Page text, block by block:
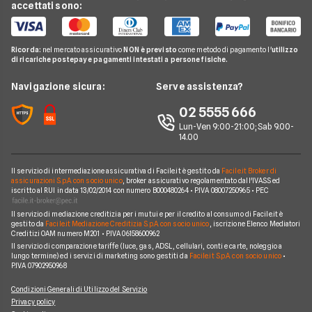
Telefonia Mobile
Pay TV
Noleggio Lungo Termine
News
Chi siamo
Perché scegliere Facile.it
Mappa del sito
Prestiti Casa
Prestiti Arredamento
Prestiti Imprese
Prestiti Microcredito
Migliori Prestiti
Prestito per ristrutturazione
Prestito da 10000 euro
Piccoli Prestiti
Prestiti Veloci
Prestiti per giovani
Agos
Unicredit
Consel
Intesa San Paolo
BNL
Fineco
Poste Italiane
Banche e finanziarie
Guida Prestiti
FAQ Prestiti
Glossario Prestiti
Notizie Prestiti
Argomenti in evidenza Prestiti
accettati sono:
Ricorda: nel mercato assicurativo NON è previsto come metodo di pagamento l'utilizzo
di ricariche postepay e pagamenti intestati a persone fisiche.
Navigazione sicura: Serve assistenza?
02 5555 666
Lun-Ven 9:00-21:00; Sab 9.00-
14.00
Il servizio di intermediazione assicurativa di Facile.it è gestito da Facile.it Broker di
assicurazioni S.p.A. con socio unico, broker assicurativo regolamentato dall'IVASS ed
iscritto al RUI in data 13/02/2014 con numero B000480264 • P.IVA 08007250965 • PEC
Il servizio di mediazione creditizia per i mutui e per il credito al consumo di Facile.it è
gestito da Facile.it Mediazione Creditizia S.p.A. con socio unico , iscrizione Elenco Mediatori
Creditizi OAM numero M201 • P.IVA 06158600962
Il servizio di comparazione tariffe (luce, gas, ADSL, cellulari, conti e carte, noleggio a
lungo termine) ed i servizi di marketing sono gestiti da Facile.it S.p.A. con socio unico•
P.IVA 07902950968
Condizioni Generali di Utilizzo del Servizio
Privacy policy